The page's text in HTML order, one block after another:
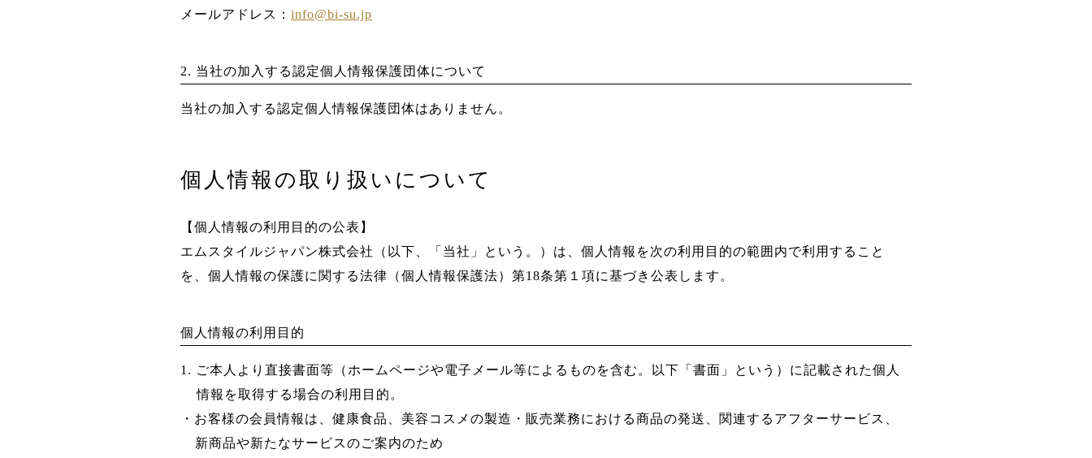
メールアドレス： info@bi-su.jp
2. 当社の加入する認定個人情報保護団体について
当社の加入する認定個人情報保護団体はありません。
個人情報の取り扱いについて
【個人情報の利用目的の公表】
エムスタイルジャパン株式会社（以下、「当社」という。）は、個人情報を次の利用目的の範囲内で利用すること
を、個人情報の保護に関する法律（個人情報保護法）第18条第１項に基づき公表します。
個人情報の利用目的
1. ご本人より直接書面等（ホームページや電子メール等によるものを含む。以下「書面」という）に記載された個人
情報を取得する場合の利用目的。
・お客様の会員情報は、健康食品、美容コスメの製造・販売業務における商品の発送、関連するアフターサービス、
新商品や新たなサービスのご案内のため